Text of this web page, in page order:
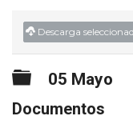
Descarga
Carpeta
05 Mayo
Documentos